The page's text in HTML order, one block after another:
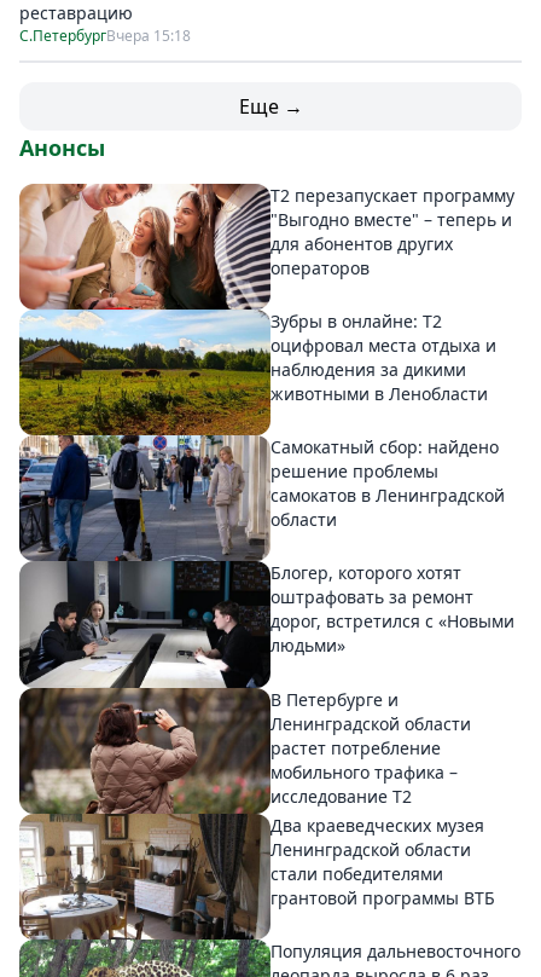
реставрацию
С.ПетербургВчера 15:18
Еще →
Анонсы
Т2 перезапускает программу
"Выгодно вместе" – теперь и
для абонентов других
операторов
Зубры в онлайне: Т2
оцифровал места отдыха и
наблюдения за дикими
животными в Ленобласти
Самокатный сбор: найдено
решение проблемы
самокатов в Ленинградской
области
Блогер, которого хотят
оштрафовать за ремонт
дорог, встретился с «Новыми
людьми»
В Петербурге и
Ленинградской области
растет потребление
мобильного трафика –
исследование T2
Два краеведческих музея
Ленинградской области
стали победителями
грантовой программы ВТБ
Популяция дальневосточного